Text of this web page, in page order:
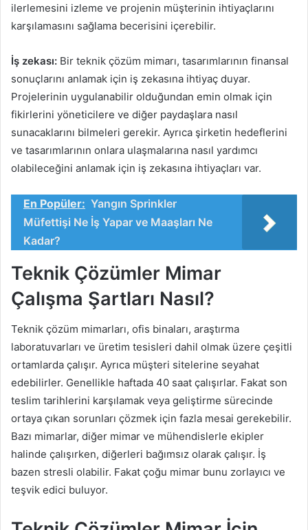
ilerlemesini izleme ve projenin müşterinin ihtiyaçlarını
karşılamasını sağlama becerisini içerebilir.
İş zekası: Bir teknik çözüm mimarı, tasarımlarının finansal
sonuçlarını anlamak için iş zekasına ihtiyaç duyar.
Projelerinin uygulanabilir olduğundan emin olmak için
fikirlerini yöneticilere ve diğer paydaşlara nasıl
sunacaklarını bilmeleri gerekir. Ayrıca şirketin hedeflerini
ve tasarımlarının onlara ulaşmalarına nasıl yardımcı
olabileceğini anlamak için iş zekasına ihtiyaçları var.
En Popüler: Yangın Sprinkler
Müfettişi Ne İş Yapar ve Maaşları Ne
Kadar?
Teknik Çözümler Mimar
Çalışma Şartları Nasıl?
Teknik çözüm mimarları, ofis binaları, araştırma
laboratuvarları ve üretim tesisleri dahil olmak üzere çeşitli
ortamlarda çalışır. Ayrıca müşteri sitelerine seyahat
edebilirler. Genellikle haftada 40 saat çalışırlar. Fakat son
teslim tarihlerini karşılamak veya geliştirme sürecinde
ortaya çıkan sorunları çözmek için fazla mesai gerekebilir.
Bazı mimarlar, diğer mimar ve mühendislerle ekipler
halinde çalışırken, diğerleri bağımsız olarak çalışır. İş
bazen stresli olabilir. Fakat çoğu mimar bunu zorlayıcı ve
teşvik edici buluyor.